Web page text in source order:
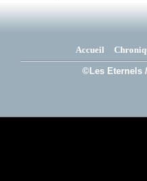
Accueil
©Les Eternels